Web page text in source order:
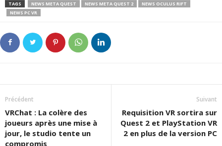
TAGS NEWS META QUEST NEWS META QUEST 2
NEWS OCULUS RIFT
NEWS PC VR
Précédent
VRChat : La colère des
joueurs après une mise à
jour, le studio tente un
compromis
Suivant
Requisition VR sortira sur
Quest 2 et PlayStation VR
2 en plus de la version PC